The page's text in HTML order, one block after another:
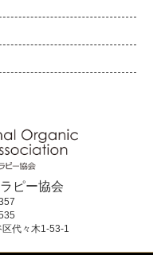
ピー協会
代々木1-53-1